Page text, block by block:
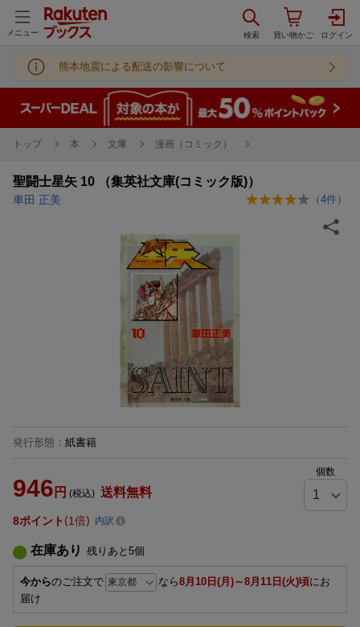
メニュー
熊本地震による配送の影響について
トップ 本 文庫 漫画（コミック）
聖闘士星矢 10 （集英社文庫(コミック版)）
車田 正美 （4件）
発行形態 ： 紙書籍
946 円 (税込) 送料無料
個数
8ポイント 1倍 内訳
在庫あり 残りあと 5個
今からのご注文で なら8月10日(月)～8月11日(火)頃にお
届け